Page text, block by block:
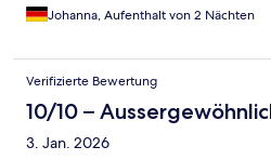
Johanna, Aufenthalt von 2 Nächten
Verifizierte Bewertung
10/10 –
3. Jan. 2026